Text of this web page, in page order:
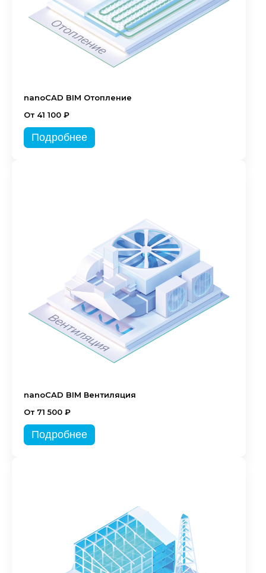
nanoCAD BIM Отопление
От 41 100 ₽
Подробнее
nanoCAD BIM Вентиляция
От 71 500 ₽
Подробнее